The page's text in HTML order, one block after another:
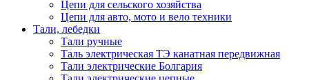
Цепи для сельского хозяйства
Цепи для авто, мото и вело техники
Тали, лебедки
Тали ручные
Таль электрическая ТЭ канатная передвижная
Тали электрические Болгария